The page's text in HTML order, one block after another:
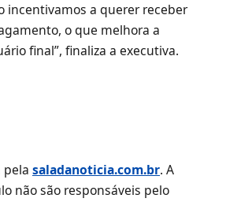
incentivamos a querer receber
o que melhora a
final”, finaliza a executiva.
saladanoticia.com.br. A
não são responsáveis pelo